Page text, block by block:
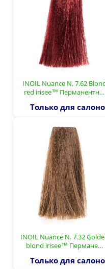
INOIL Nuance N. 7.62
red irisee™ Перманентн…
Только для
INOIL Nuance N. 7.32
blond irisee™ Пермане…
Только для